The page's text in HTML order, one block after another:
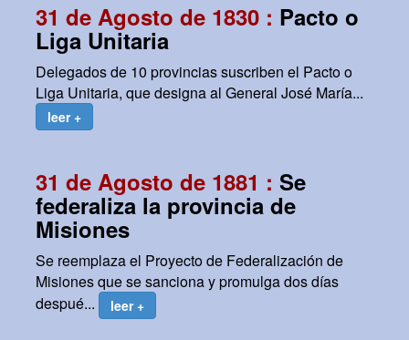
31 de Agosto de 1830 : Pacto o
Liga Unitaria
Delegados de 10 provincias suscriben el Pacto o
Liga Unitaria, que designa al General José María...
leer +
31 de Agosto de 1881 : Se
federaliza la provincia de
Misiones
Se reemplaza el Proyecto de Federalización de
Misiones que se sanciona y promulga dos días
despué...
leer +